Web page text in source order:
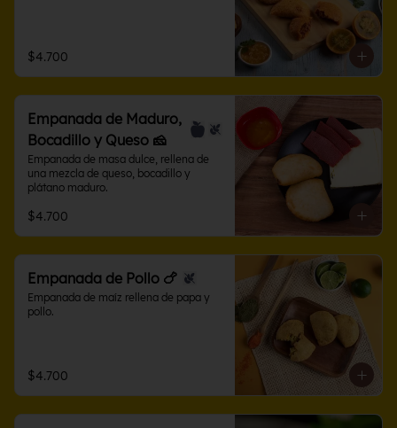
$4.700
Empanada de Maduro,
Bocadillo y Queso 🧀
Empanada de masa dulce, rellena de
una mezcla de queso, bocadillo y
plátano maduro.
$4.700
Empanada de Pollo 🍗
Empanada de maíz rellena de papa y
pollo.
$4.700